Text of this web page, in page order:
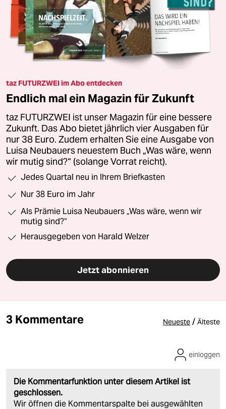
taz FUTURZWEI im Abo entdecken
Endlich mal ein Magazin für Zukunft
taz FUTURZWEI ist unser Magazin für eine bessere
Zukunft. Das Abo bietet jährlich vier Ausgaben für
nur 38 Euro. Zudem erhalten Sie eine Ausgabe von
Luisa Neubauers neuestem Buch „Was wäre, wenn
wir mutig sind?“ (solange Vorrat reicht).
Jedes Quartal neu in Ihrem Briefkasten
Nur 38 Euro im Jahr
Als Prämie Luisa Neubauers „Was wäre, wenn wir
mutig sind?“
Herausgegeben von Harald Welzer
Jetzt abonnieren
3 Kommentare Neueste / Älteste
Die Kommentarfunktion unter diesem Artikel ist
geschlossen.
Wir öffnen die Kommentarspalte bei ausgewählten
einloggen